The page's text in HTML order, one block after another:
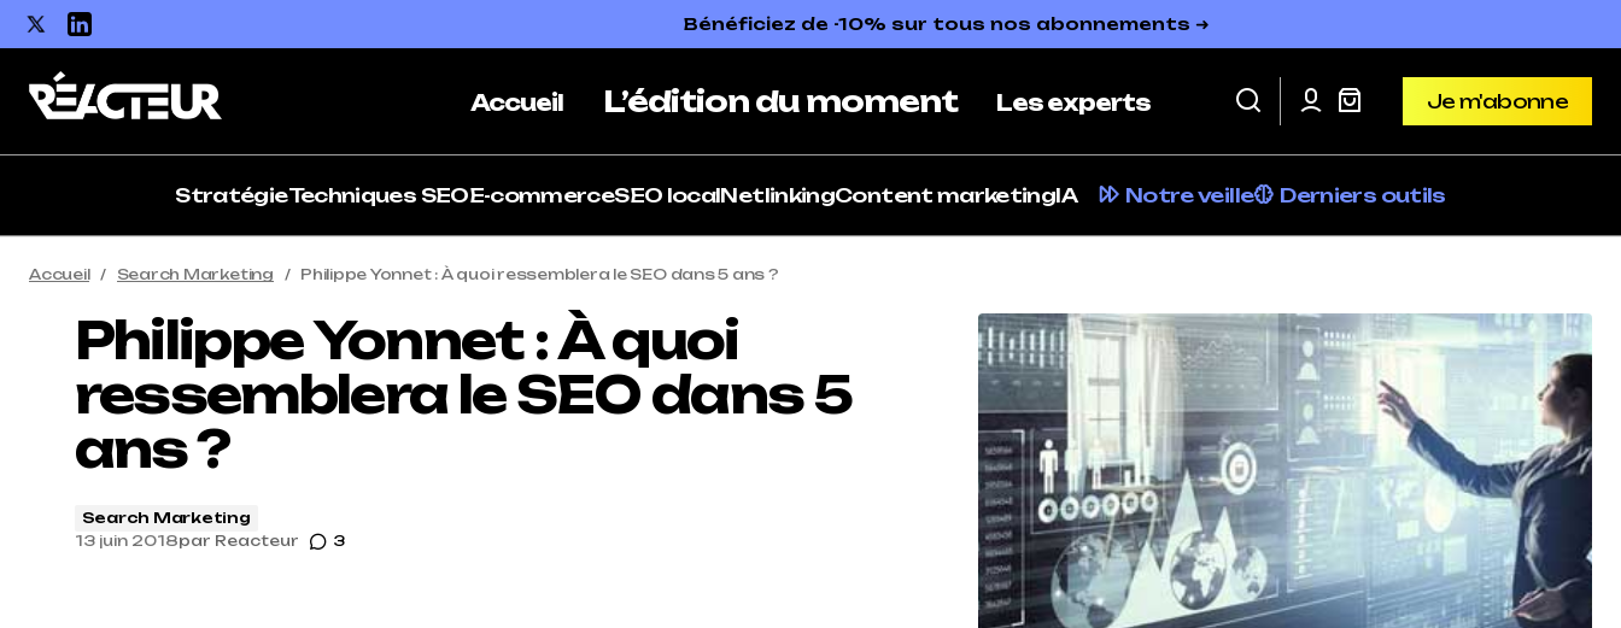
Bénéficiez de -10% sur tous nos abonnements ➜
Accueil L’édition du moment Les experts
Je m'abonne
StratégieTechniques SEOE-commerceSEO localNetlinkingContent marketingIA Notre veille Derniers outils
Accueil Search Marketing Philippe Yonnet : À quoi ressemblera le SEO dans 5 ans ?
Philippe Yonnet : À quoi
ressemblera le SEO dans 5
ans ?
Search Marketing
13 juin 2018par Reacteur 3